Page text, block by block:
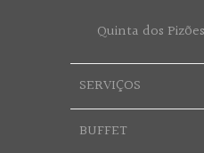
Quinta dos Pizões
SERVIÇOS
BUFFET